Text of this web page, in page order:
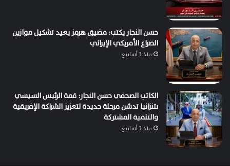
حسن النجار يكتب: مضيق هرمز يعيد تشكيل موازين
الصراع الأمريكي الإيراني
منذ 3 أسابيع
الكاتب الصحفي حسن النجار: قمة الرئيس السيسي
بتنزانيا تدشن مرحلة جديدة لتعزيز الشراكة الإفريقية
والتنمية المشتركة
منذ 3 أسابيع